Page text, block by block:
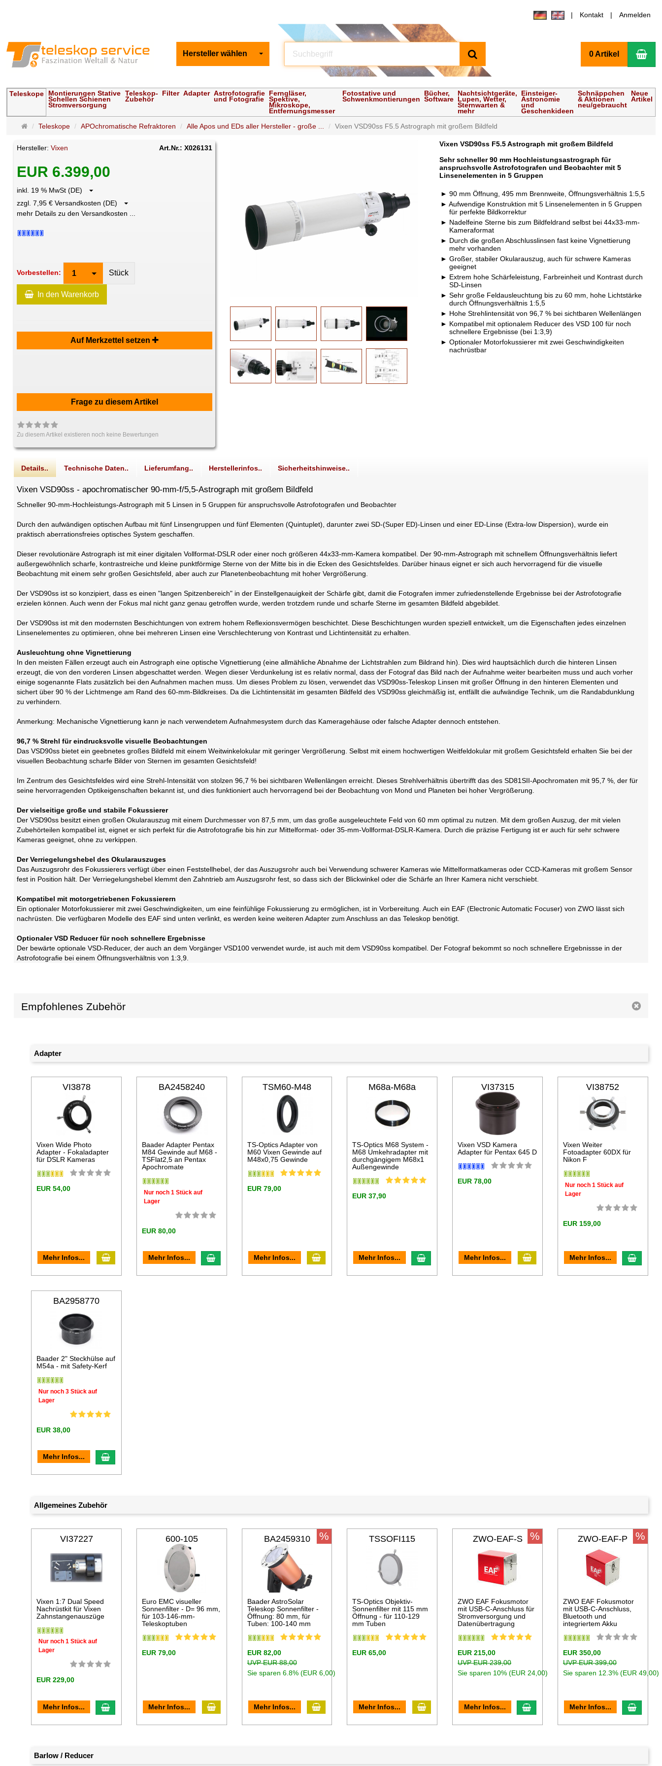
Kontakt Anmelden
Hersteller wählen 0 Artikel
Teleskope Montierungen Stative
Schellen Schienen
Stromversorgung
Teleskop-
Zubehör
Filter Adapter Astrofotografie
und Fotografie
Ferngläser,
Spektive,
Mikroskope,
Entfernungsmesser
Fotostative und
Schwenkmontierungen
Bücher,
Software
Nachtsichtgeräte,
Lupen, Wetter,
Sternwarten &
mehr
Einsteiger-
Astronomie
und
Geschenkideen
Schnäppchen
& Aktionen
neu/gebraucht
Neue
Artikel
Startseite
Teleskope APOchromatische Refraktoren Alle Apos und EDs aller Hersteller - große ... Vixen VSD90ss F5.5 Astrograph mit großem Bildfeld
Hersteller:Vixen Art.Nr.: X026131
EUR 6.399,00
inkl. 19 % MwSt (DE)
zzgl. 7,95 € Versandkosten (DE)
mehr Details zu den Versandkosten ...
Vorbestellen: 1 Stück
In den Warenkorb
Auf Merkzettel setzen
Frage zu diesem Artikel
Zu diesem Artikel existieren noch keine Bewertungen
Vixen VSD90ss F5.5 Astrograph mit großem Bildfeld
Sehr schneller 90 mm Hochleistungsastrograph für
anspruchsvolle Astrofotografen und Beobachter mit 5
Linsenelementen in 5 Gruppen
90 mm Öffnung, 495 mm Brennweite, Öffnungsverhältnis 1:5,5
Aufwendige Konstruktion mit 5 Linsenelementen in 5 Gruppen
für perfekte Bildkorrektur
Nadelfeine Sterne bis zum Bildfeldrand selbst bei 44x33-mm-
Kameraformat
Durch die großen Abschlusslinsen fast keine Vignettierung
mehr vorhanden
Großer, stabiler Okularauszug, auch für schwere Kameras
geeignet
Extrem hohe Schärfeleistung, Farbreinheit und Kontrast durch
SD-Linsen
Sehr große Feldausleuchtung bis zu 60 mm, hohe Lichtstärke
durch Öffnungsverhältnis 1:5,5
Hohe Strehlintensität von 96,7 % bei sichtbaren Wellenlängen
Kompatibel mit optionalem Reducer des VSD 100 für noch
schnellere Ergebnisse (bei 1:3,9)
Optionaler Motorfokussierer mit zwei Geschwindigkeiten
nachrüstbar
Details.. Technische Daten.. Lieferumfang.. Herstellerinfos.. Sicherheitshinweise..
Vixen VSD90ss - apochromatischer 90-mm-f/5,5-Astrograph mit großem Bildfeld
Schneller 90-mm-Hochleistungs-Astrograph mit 5 Linsen in 5 Gruppen für anspruchsvolle Astrofotografen und Beobachter
Durch den aufwändigen optischen Aufbau mit fünf Linsengruppen und fünf Elementen (Quintuplet), darunter zwei SD-(Super ED)-Linsen und einer ED-Linse (Extra-low Dispersion), wurde ein
praktisch aberrationsfreies optisches System geschaffen.
Dieser revolutionäre Astrograph ist mit einer digitalen Vollformat-DSLR oder einer noch größeren 44x33-mm-Kamera kompatibel. Der 90-mm-Astrograph mit schnellem Öffnungsverhältnis liefert
außergewöhnlich scharfe, kontrastreiche und kleine punktförmige Sterne von der Mitte bis in die Ecken des Gesichtsfeldes. Darüber hinaus eignet er sich auch hervorragend für die visuelle
Beobachtung mit einem sehr großen Gesichtsfeld, aber auch zur Planetenbeobachtung mit hoher Vergrößerung.
Der VSD90ss ist so konzipiert, dass es einen "langen Spitzenbereich" in der Einstellgenauigkeit der Schärfe gibt, damit die Fotografen immer zufriedenstellende Ergebnisse bei der Astrofotografie
erzielen können. Auch wenn der Fokus mal nicht ganz genau getroffen wurde, werden trotzdem runde und scharfe Sterne im gesamten Bildfeld abgebildet.
Der VSD90ss ist mit den modernsten Beschichtungen von extrem hohem Reflexionsvermögen beschichtet. Diese Beschichtungen wurden speziell entwickelt, um die Eigenschaften jedes einzelnen
Linsenelementes zu optimieren, ohne bei mehreren Linsen eine Verschlechterung von Kontrast und Lichtintensität zu erhalten.
Ausleuchtung ohne Vignettierung
In den meisten Fällen erzeugt auch ein Astrograph eine optische Vignettierung (eine allmähliche Abnahme der Lichtstrahlen zum Bildrand hin). Dies wird hauptsächlich durch die hinteren Linsen
erzeugt, die von den vorderen Linsen abgeschattet werden. Wegen dieser Verdunkelung ist es relativ normal, dass der Fotograf das Bild nach der Aufnahme weiter bearbeiten muss und auch vorher
einige sogenannte Flats zusätzlich bei den Aufnahmen machen muss. Um dieses Problem zu lösen, verwendet das VSD90ss-Teleskop Linsen mit großer Öffnung in den hinteren Elementen und
sichert über 90 % der Lichtmenge am Rand des 60-mm-Bildkreises. Da die Lichtintensität im gesamten Bildfeld des VSD90ss gleichmäßig ist, entfällt die aufwändige Technik, um die Randabdunklung
zu verhindern.
Anmerkung: Mechanische Vignettierung kann je nach verwendetem Aufnahmesystem durch das Kameragehäuse oder falsche Adapter dennoch entstehen.
96,7 % Strehl für eindrucksvolle visuelle Beobachtungen
Das VSD90ss bietet ein geebnetes großes Bildfeld mit einem Weitwinkelokular mit geringer Vergrößerung. Selbst mit einem hochwertigen Weitfeldokular mit großem Gesichtsfeld erhalten Sie bei der
visuellen Beobachtung scharfe Bilder von Sternen im gesamten Gesichtsfeld!
Im Zentrum des Gesichtsfeldes wird eine Strehl-Intensität von stolzen 96,7 % bei sichtbaren Wellenlängen erreicht. Dieses Strehlverhältnis übertrifft das des SD81SII-Apochromaten mit 95,7 %, der für
seine hervorragenden Optikeigenschaften bekannt ist, und dies funktioniert auch hervorragend bei der Beobachtung von Mond und Planeten bei hoher Vergrößerung.
Der vielseitige große und stabile Fokussierer
Der VSD90ss besitzt einen großen Okularauszug mit einem Durchmesser von 87,5 mm, um das große ausgeleuchtete Feld von 60 mm optimal zu nutzen. Mit dem großen Auszug, der mit vielen
Zubehörteilen kompatibel ist, eignet er sich perfekt für die Astrofotografie bis hin zur Mittelformat- oder 35-mm-Vollformat-DSLR-Kamera. Durch die präzise Fertigung ist er auch für sehr schwere
Kameras geeignet, ohne zu verkippen.
Der Verriegelungshebel des Okularauszuges
Das Auszugsrohr des Fokussierers verfügt über einen Feststellhebel, der das Auszugsrohr auch bei Verwendung schwerer Kameras wie Mittelformatkameras oder CCD-Kameras mit großem Sensor
fest in Position hält. Der Verriegelungshebel klemmt den Zahntrieb am Auszugsrohr fest, so dass sich der Blickwinkel oder die Schärfe an Ihrer Kamera nicht verschiebt.
Kompatibel mit motorgetriebenen Fokussierern
Ein optionaler Motorfokussierer mit zwei Geschwindigkeiten, um eine feinfühlige Fokussierung zu ermöglichen, ist in Vorbereitung. Auch ein EAF (Electronic Automatic Focuser) von ZWO lässt sich
nachrüsten. Die verfügbaren Modelle des EAF sind unten verlinkt, es werden keine weiteren Adapter zum Anschluss an das Teleskop benötigt.
Optionaler VSD Reducer für noch schnellere Ergebnisse
Der bewärte optionale VSD-Reducer, der auch an dem Vorgänger VSD100 verwendet wurde, ist auch mit dem VSD90ss kompatibel. Der Fotograf bekommt so noch schnellere Ergebnissse in der
Astrofotografie bei einem Öffnungsverhältnis von 1:3,9.
Empfohlenes Zubehör
Adapter
VI3878
Vixen Wide Photo
Adapter - Fokaladapter
für DSLR Kameras
EUR 54,00
Mehr Infos... In den Warenkorb
BA2458240
Baader Adapter Pentax
M84 Gewinde auf M68 -
TSFlat2,5 an Pentax
Apochromate
Nur noch 1 Stück auf
Lager
EUR 80,00
Mehr Infos... In den Warenkorb
TSM60-M48
TS-Optics Adapter von
M60 Vixen Gewinde auf
M48x0,75 Gewinde
EUR 79,00
Mehr Infos... In den Warenkorb
M68a-M68a
TS-Optics M68 System -
M68 Umkehradapter mit
durchgängigem M68x1
Außengewinde
EUR 37,90
Mehr Infos... In den Warenkorb
VI37315
Vixen VSD Kamera
Adapter für Pentax 645 D
EUR 78,00
Mehr Infos... In den Warenkorb
VI38752
Vixen Weiter
Fotoadapter 60DX für
Nikon F
Nur noch 1 Stück auf
Lager
EUR 159,00
Mehr Infos... In den
BA2958770
Baader 2" Steckhülse auf
M54a - mit Safety-Kerf
Nur noch 3 Stück auf
Lager
EUR 38,00
Mehr Infos... In den Warenkorb
Allgemeines Zubehör
VI37227
Vixen 1:7 Dual Speed
Nachrüstkit für Vixen
Zahnstangenauszüge
Nur noch 1 Stück auf
Lager
EUR 229,00
Mehr Infos... In den Warenkorb
600-105
Euro EMC visueller
Sonnenfilter - D= 96 mm,
für 103-146-mm-
Teleskoptuben
EUR 79,00
Mehr Infos... In den Warenkorb
BA2459310
Baader AstroSolar
Teleskop Sonnenfilter -
Öffnung: 80 mm, für
Tuben: 100-140 mm
EUR 82,00
UVP EUR 88,00
Sie sparen 6.8% (EUR 6,00)
Mehr Infos... In den Warenkorb
% TSSOFI115
TS-Optics Objektiv-
Sonnenfilter mit 115 mm
Öffnung - für 110-129
mm Tuben
EUR 65,00
Mehr Infos... In den Warenkorb
ZWO-EAF-S
ZWO EAF Fokusmotor
mit USB-C-Anschluss für
Stromversorgung und
Datenübertragung
EUR 215,00
UVP EUR 239,00
Sie sparen 10% (EUR 24,00)
Mehr Infos... In den Warenkorb
% ZWO-EAF-P
ZWO EAF Fokusmotor
mit USB-C-Anschluss,
Bluetooth und
integriertem Akku
EUR 350,00
UVP EUR 399,00
Sie sparen 12.3% (EUR 49,00)
Mehr Infos... In den
%
Barlow / Reducer